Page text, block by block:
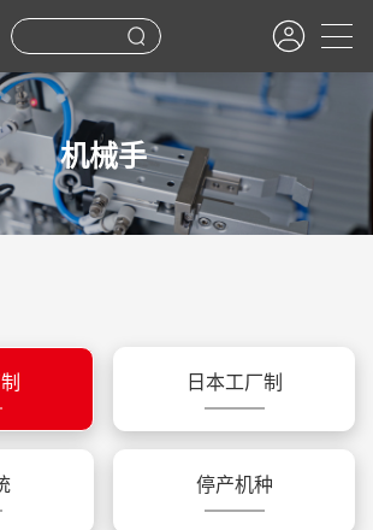
机械手
日本工厂制
停产机种